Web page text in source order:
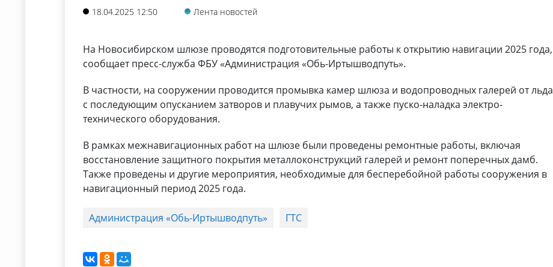
18.04.2025 12:50 Лента новостей
На Новосибирском шлюзе проводятся подготовительные работы к открытию навигации 2025 года,
сообщает пресс-служба ФБУ «Администрация «Обь-Иртышводпуть».
В частности, на сооружении проводится промывка камер шлюза и водопроводных галерей от льда
с последующим опусканием затворов и плавучих рымов, а также пуско-наладка электро-
технического оборудования.
В рамках межнавигационных работ на шлюзе были проведены ремонтные работы, включая
восстановление защитного покрытия металлоконструкций галерей и ремонт поперечных дамб.
Также проведены и другие мероприятия, необходимые для бесперебойной работы сооружения в
навигационный период 2025 года.
Администрация «Обь-Иртышводпуть» ГТС